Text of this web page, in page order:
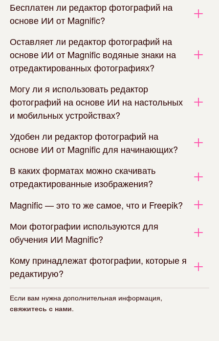
Бесплатен ли редактор фотографий на
основе ИИ от Magnific?
Оставляет ли редактор фотографий на
основе ИИ от Magnific водяные знаки на
отредактированных фотографиях?
Могу ли я использовать редактор
фотографий на основе ИИ на настольных
и мобильных устройствах?
Удобен ли редактор фотографий на
основе ИИ от Magnific для начинающих?
В каких форматах можно скачивать
отредактированные изображения?
Magnific — это то же самое, что и Freepik?
Мои фотографии используются для
обучения ИИ Magnific?
Кому принадлежат фотографии, которые я
редактирую?
Если вам нужна дополнительная информация,
свяжитесь с нами.